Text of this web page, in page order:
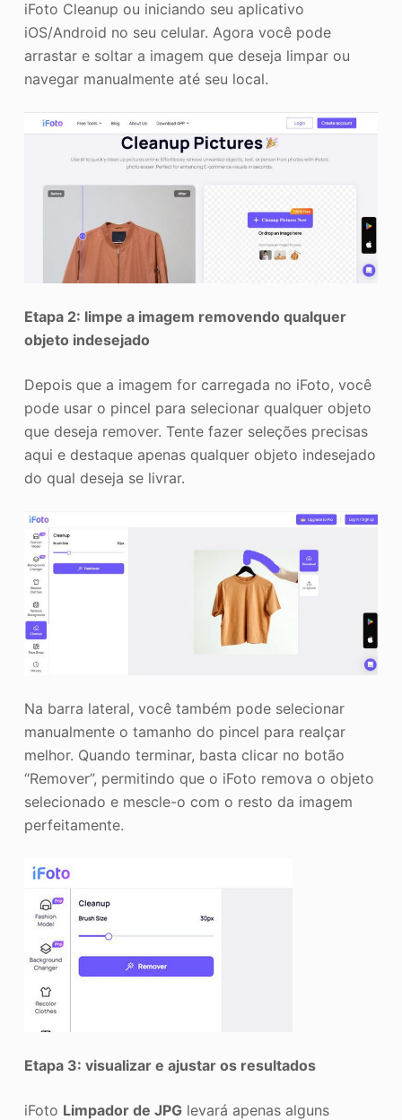
iFoto Cleanup ou iniciando seu aplicativo
iOS/Android no seu celular. Agora você pode
arrastar e soltar a imagem que deseja limpar ou
navegar manualmente até seu local.
Etapa 2: limpe a imagem removendo qualquer
objeto indesejado
Depois que a imagem for carregada no iFoto, você
pode usar o pincel para selecionar qualquer objeto
que deseja remover. Tente fazer seleções precisas
aqui e destaque apenas qualquer objeto indesejado
do qual deseja se livrar.
Na barra lateral, você também pode selecionar
manualmente o tamanho do pincel para realçar
melhor. Quando terminar, basta clicar no botão
“Remover”, permitindo que o iFoto remova o objeto
selecionado e mescle-o com o resto da imagem
perfeitamente.
Etapa 3: visualizar e ajustar os resultados
iFoto Limpador de JPGlevará apenas alguns